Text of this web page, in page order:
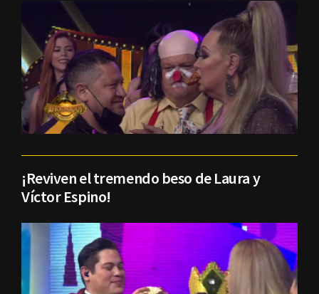
¡Reviven el tremendo beso de Laura y
Víctor Espino!